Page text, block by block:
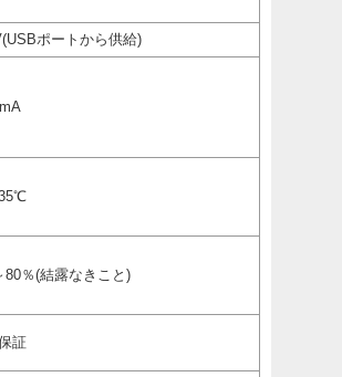
ポートから供給)
80％(結露なきこと)
証